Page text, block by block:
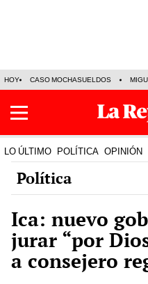
HOY CASO MOCHASUELDOS
LO ÚLTIMO POLÍTICA OPINIÓN
Política
Ica: nuevo
jurar “por
a consejero